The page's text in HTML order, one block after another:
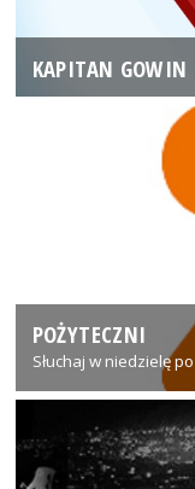
KAPITAN GOWIN
POŻYTECZNI
Słuchaj w niedzielę